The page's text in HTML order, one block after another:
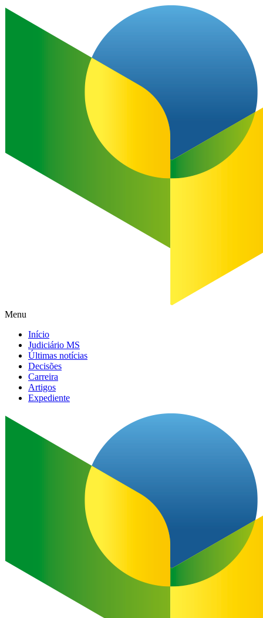
Menu
Início
Judiciário MS
Últimas notícias
Decisões
Carreira
Artigos
Expediente